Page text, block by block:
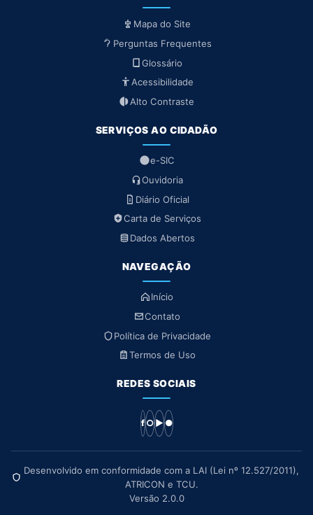
Mapa do Site
Perguntas Frequentes
Glossário
Acessibilidade
Alto Contraste
SERVIÇOS AO CIDADÃO
e-SIC
Ouvidoria
Diário Oficial
Carta de Serviços
Dados Abertos
NAVEGAÇÃO
Início
Contato
Política de Privacidade
Termos de Uso
REDES SOCIAIS
f ○▶ ●
Desenvolvido em conformidade com a LAI (Lei nº 12.527/2011),
ATRICON e TCU.
Versão 2.0.0